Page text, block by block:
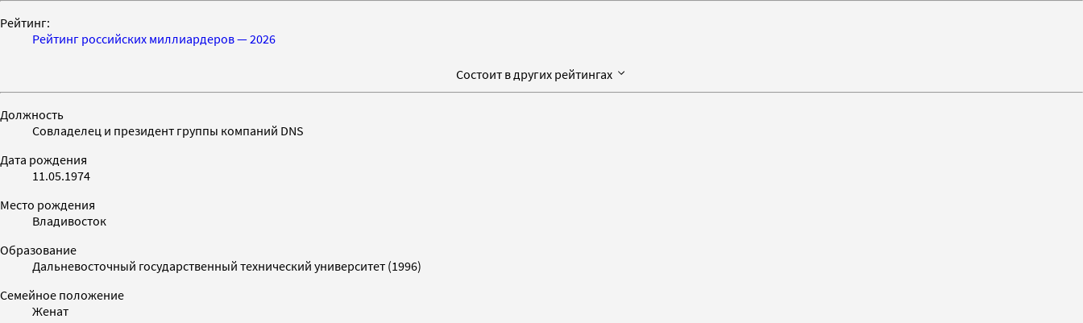
Рейтинг:
Рейтинг российских миллиардеров — 2026
Состоит в других рейтингах
Должность
Совладелец и президент группы компаний DNS
Дата рождения
11.05.1974
Место рождения
Владивосток
Образование
Дальневосточный государственный технический университет (1996)
Семейное положение
Женат